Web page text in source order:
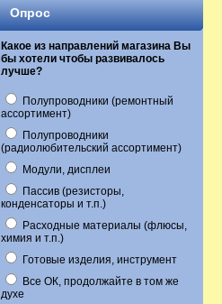
Опрос
Какое из направлений магазина Вы
бы хотели чтобы развивалось
лучше?
Полупроводники (ремонтный
ассортимент)
Полупроводники
(радиолюбительский ассортимент)
Модули, дисплеи
Пассив (резисторы,
конденсаторы и т.п.)
Расходные материалы (флюсы,
химия и т.п.)
Готовые изделия, инструмент
Все ОК, продолжайте в том же
духе